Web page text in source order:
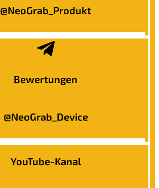
@NeoGrab_Produkt
Bewertungen
@NeoGrab_Device
YouTube-Kanal